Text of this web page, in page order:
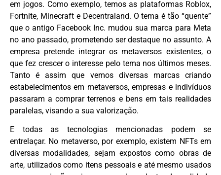
em jogos. Como exemplo, temos as plataformas Roblox,
Fortnite, Minecraft e Decentraland. O tema é tão “quente”
que o antigo Facebook Inc. mudou sua marca para Meta
no ano passado, prometendo ser destaque no assunto. A
empresa pretende integrar os metaversos existentes, o
que fez crescer o interesse pelo tema nos últimos meses.
Tanto é assim que vemos diversas marcas criando
estabelecimentos em metaversos, empresas e indivíduos
passaram a comprar terrenos e bens em tais realidades
paralelas, visando a sua valorização.
E todas as tecnologias mencionadas podem se
entrelaçar. No metaverso, por exemplo, existem NFTs em
diversas modalidades, sejam expostos como obras de
arte, utilizados como itens pessoais e até mesmo usados